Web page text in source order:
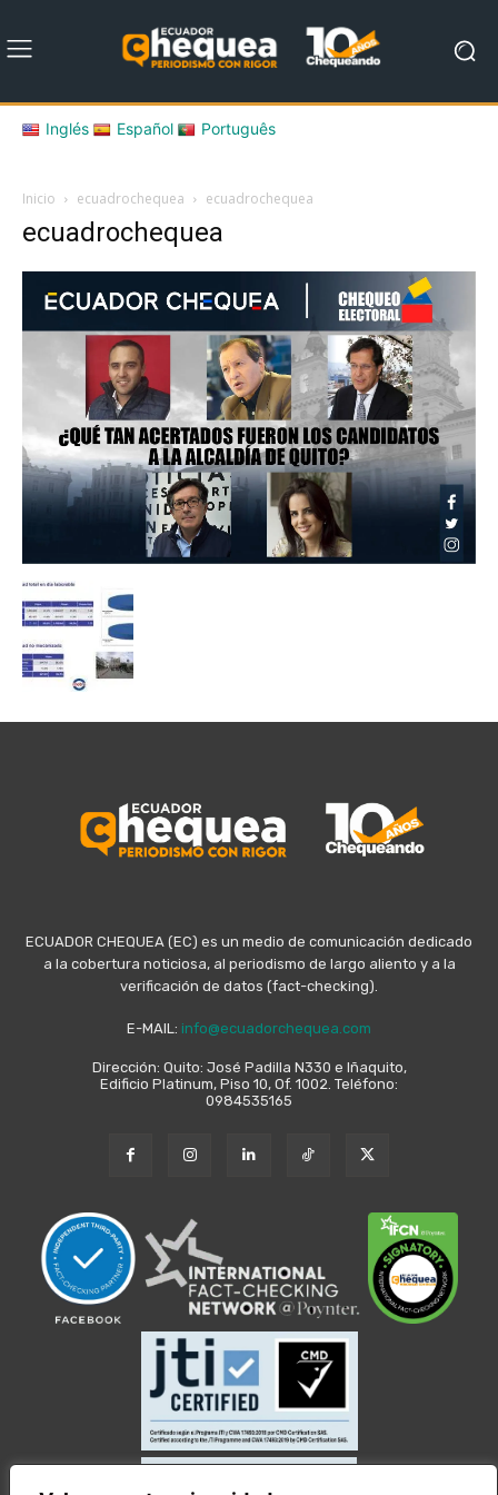
Inglés Español Português
Inicio ecuadrochequea ecuadrochequea
ecuadrochequea
ECUADOR CHEQUEA (EC) es un medio de comunicación dedicado
a la cobertura noticiosa, al periodismo de largo aliento y a la
verificación de datos (fact-checking).
E-MAIL: info@ecuadorchequea.com
Dirección: Quito: José Padilla N330 e Iñaquito,
Edificio Platinum, Piso 10, Of. 1002. Teléfono:
0984535165